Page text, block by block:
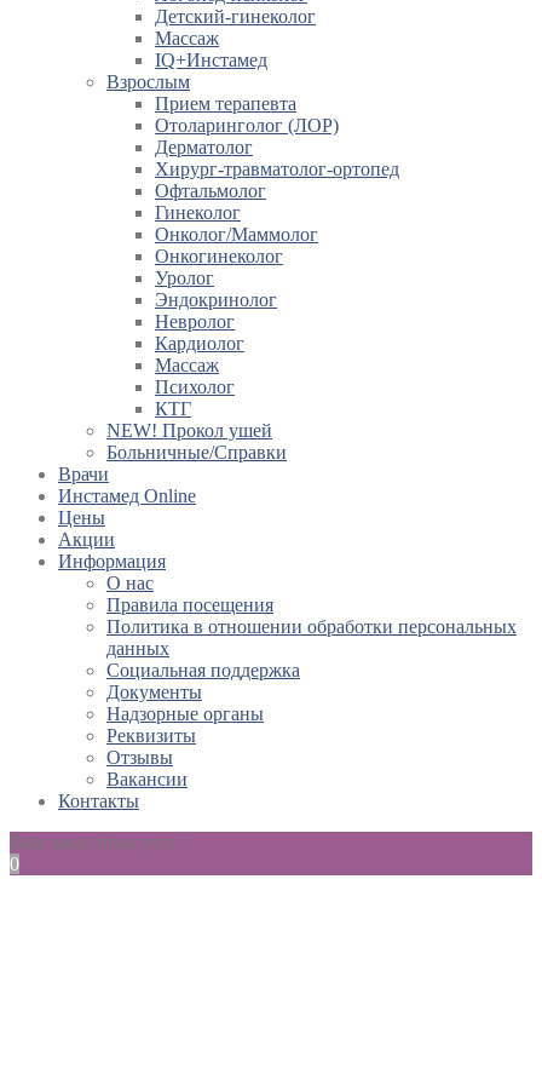
Детский-гинеколог
Массаж
IQ+Инстамед
Взрослым
Прием терапевта
Отоларинголог (ЛОР)
Дерматолог
Хирург-травматолог-ортопед
Офтальмолог
Гинеколог
Онколог/Маммолог
Онкогинеколог
Уролог
Эндокринолог
Невролог
Кардиолог
Массаж
Психолог
КТГ
NEW! Прокол ушей
Больничные/Справки
Врачи
Инстамед Online
Цены
Акции
Информация
О нас
Правила посещения
Политика в отношении обработки персональных
данных
Социальная поддержка
Документы
Надзорные органы
Реквизиты
Отзывы
Вакансии
Контакты
Ваш заказ пока пуст
0